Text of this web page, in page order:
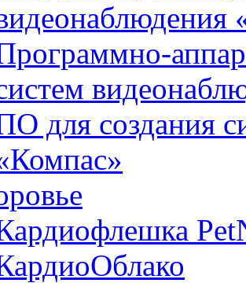
для создания